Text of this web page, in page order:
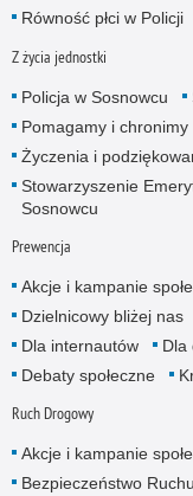
Równość płci w Policji
Z życia jednostki
Policja w Sosnowcu
Pomagamy i chronimy
Życzenia i
Stowarzyszenie
Sosnowcu
Prewencja
Akcje i kampanie
Dzielnicowy bliżej nas
Dla internautów
Dla
Debaty społeczne
Ruch Drogowy
Akcje i kampanie
Bezpieczeństwo